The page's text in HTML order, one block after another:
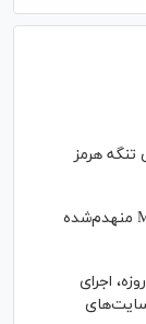
تنگه هرمز
اولین تصاویر لاشه F-۱۵ آمریکا و پهپاد MQ-۹ منهدم‌شده
اجرای
سایت‌های